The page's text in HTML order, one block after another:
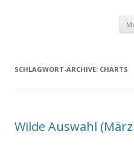
SCHLAGWORT-ARCHIVE: CHARTS
Wilde Auswahl